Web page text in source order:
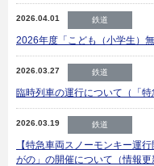
2026.04.01 鉄道
2026年度「こども（小学生）
2026.03.27 鉄道
臨時列車の運行について（「特
2026.03.19 鉄道
【特急車両スノーモンキー運
がの」の開催について（情報更